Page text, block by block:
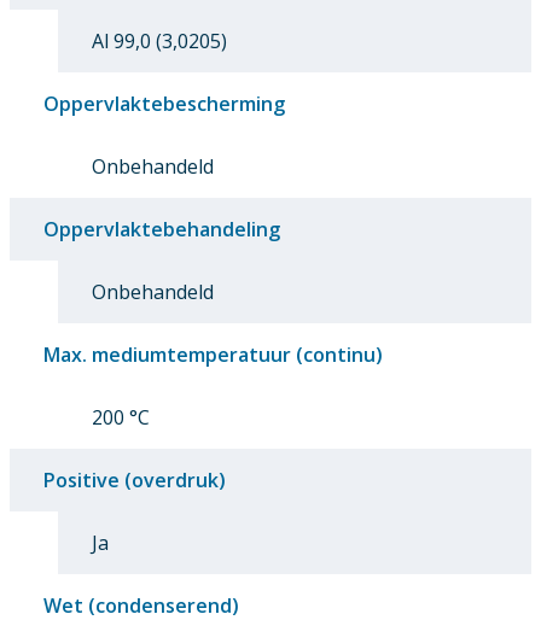
Al 99,0 (3,0205)
Oppervlaktebescherming
Onbehandeld
Oppervlaktebehandeling
Onbehandeld
Max. mediumtemperatuur (continu)
200 °C
Positive (overdruk)
Ja
Wet (condenserend)